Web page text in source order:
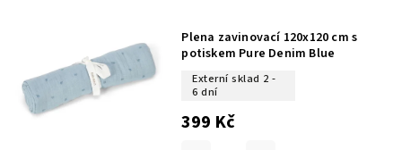
Plena zavinovací 120x120 cm s
potiskem Pure Denim Blue
Externí sklad 2 -
6 dní
399 Kč